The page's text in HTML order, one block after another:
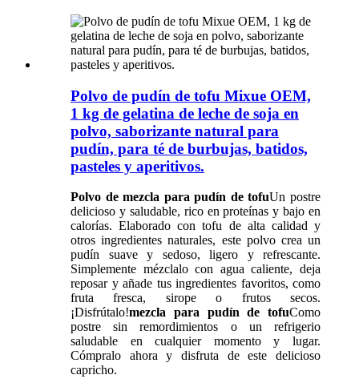
Polvo de pudín de tofu Mixue OEM,
1 kg de gelatina de leche de soja en
polvo, saborizante natural para
pudín, para té de burbujas, batidos,
pasteles y aperitivos.
Polvo de mezcla para pudín de tofuUn postre
delicioso y saludable, rico en proteínas y bajo en
calorías. Elaborado con tofu de alta calidad y
otros ingredientes naturales, este polvo crea un
pudín suave y sedoso, ligero y refrescante.
Simplemente mézclalo con agua caliente, deja
reposar y añade tus ingredientes favoritos, como
fruta fresca, sirope o frutos secos.
¡Disfrútalo!mezcla para pudín de tofuComo
postre sin remordimientos o un refrigerio
saludable en cualquier momento y lugar.
Cómpralo ahora y disfruta de este delicioso
capricho.